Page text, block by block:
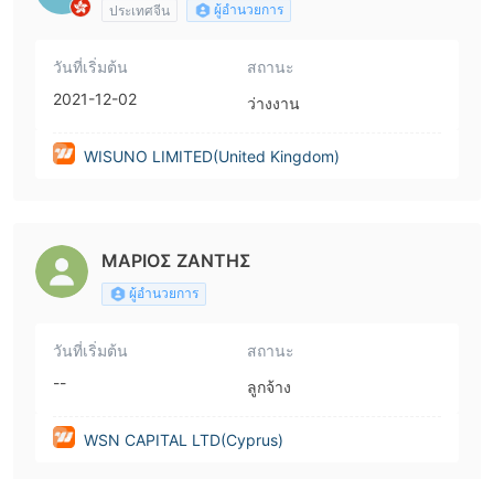
ประเทศจีน ผู้อำนวยการ
วันที่เริ่มต้น
2021-12-02
สถานะ
ว่างงาน
WISUNO LIMITED(United Kingdom)
ΜΑΡΙΟΣ ΖΑΝΤΗΣ
ผู้อำนวยการ
วันที่เริ่มต้น
--
สถานะ
ลูกจ้าง
WSN CAPITAL LTD(Cyprus)